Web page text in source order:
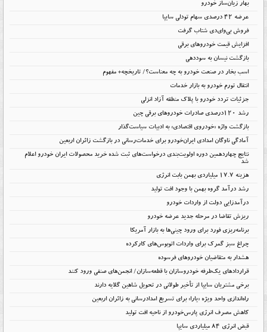
بهار زیان‌ساز خودرو
عرضه ۴۲ درصدی سهام تودلی سایپا
فروش بی‌وای‌دی شتاب گرفت
افزایش قیمت خودروهای برقی
بازگشت نیسان به سوددهی
اسب بخار در صنعت خودرو به چه معناست؟/ تاریخچه+ مفهوم
انتقال تورم خودرو به بازار خدمات
جزئیات تردد خودرو با پلاک منطقه آزاد انزلی
رشد ۱۲۰درصدی صادرات خودروهای برقی چین
بازگشت واژه «خودروی اقتصادی» به ادبیات سیاست‌گذار
آمادگی ناوگان امدادی ایران‌خودرو برای خدمات‌رسانی در بازگشت زائران اربعین
نتایج چهاردهمین دوره اولویت‌بندی درخواست‌های ثبت شده خرید محصولات ایران خودرو اعلام
شد
هزینه ۱۷.۷ میلیاردی بهمن بابت انرژی
رشد درآمد گروه بهمن با وجود افت تولید
درآمدزایی دولت از واردات خودرو
ریزش تقاضا در مرحله جدید عرضه خودرو
برنامه‌ریزی فورد برای ورود چینی‌ها به بازار آمریکا
چراغ سبز گمرک برای واردات اتوبوس‌های کارکرده
هشدار به متقاضیان خودروهای فرسوده
قراردادهای یک‌طرفه خودروسازان با قطعه‌سازان/ انجمن‌های صنفی ورود کنند
برخی مشتریان سایپا از تأخیر طولانی در تحویل شاهین گلایه دارند
راه‌اندازی واحد ویژه «یارا» برای تسریع امدادرسانی به زائران اربعین
کاهش مصرف انرژی پارس‌خودرو از ناحیه افت تولید
قبض انرژی ۸۴ میلیاردی سایپا